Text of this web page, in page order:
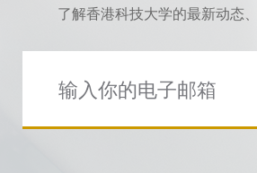
了解香港科技大学的最新动态